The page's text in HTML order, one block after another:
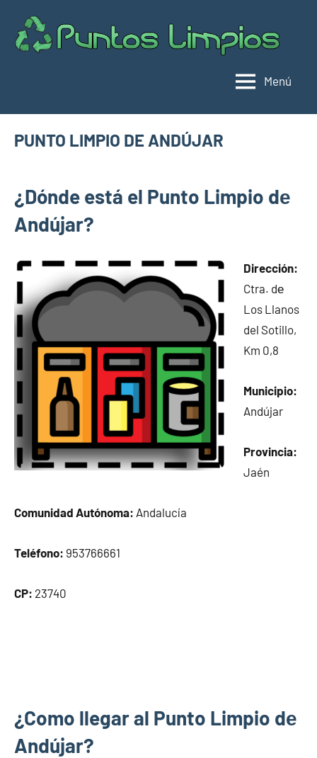
contenido
Menú
PUNTO LIMPIO DE ANDÚJAR
limpios en
municipios
de Jaén
2024
¿Dónde está el Punto Limpio dе
Andújar?
Dirección:
Ctra. dе
Los Llanos
del Sotillo,
Km 0,8
Municipio:
Andújar
Provincia:
Jaén
Comunidad Autónoma: Andalucía
Teléfono: 953766661
CP: 23740
¿Como llegar al Punto Limpio dе
Andújar?